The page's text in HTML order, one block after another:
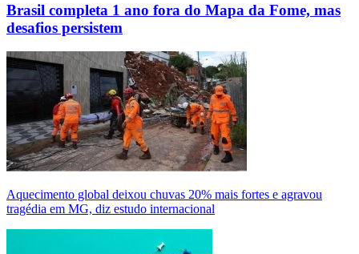
Brasil completa 1 ano fora do Mapa da Fome, mas
desafios persistem
Aquecimento global deixou chuvas 20% mais fortes e agravou
tragédia em MG, diz estudo internacional